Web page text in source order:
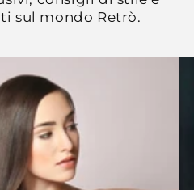
sul mondo Retrò.